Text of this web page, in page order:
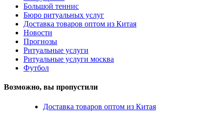
Большой теннис
Бюро ритуальных услуг
Доставка товаров оптом из Китая
Новости
Прогнозы
Ритуальные услуги
Ритуальные услуги москва
Футбол
Возможно, вы пропустили
Доставка товаров оптом из Китая